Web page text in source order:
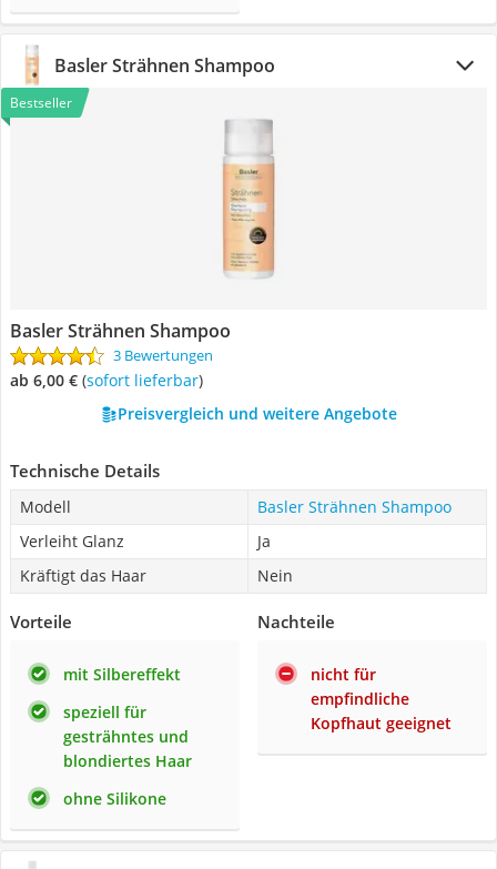
Basler Strähnen Shampoo
Bestseller
Basler Strähnen Shampoo
3 Bewertungen
ab 6,00 € ( Sofort lieferbar)
Preisvergleich und weitere Angebote
Technische Details
Modell
Basler Strähnen Shampoo
Verleiht Glanz
Ja
Kräftigt das Haar
Nein
Vorteile
mit Silbereffekt
speziell für
gesträhntes und
blondiertes Haar
ohne Silikone
Nachteile
nicht für
empfindliche
Kopfhaut geeignet